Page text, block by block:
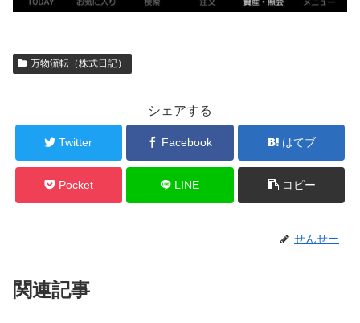
万物流転（株式日記）
シェアする
Twitter Facebook はてブ
Pocket LINE コピー
せんせー
関連記事